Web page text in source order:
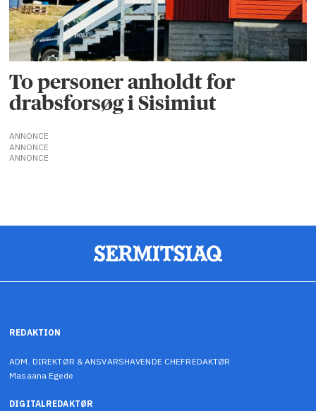
To personer anholdt for
drabsforsøg i Sisimiut
ANNONCE
ANNONCE
ANNONCE
REDAKTION
ADM. DIREKTØR & ANSVARSHAVENDE CHEFREDAKTØR
Masaana Egede
DIGITALREDAKTØR